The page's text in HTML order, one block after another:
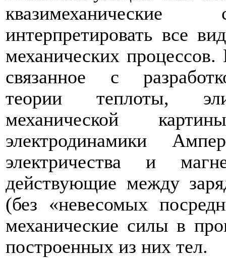
квазимеханические
интерпретировать все
механических
связанное с
теории теплоты,
механической
электродинамики
электричества и
действующие между
(без «невесомых
механические силы в
построенных из них тел.